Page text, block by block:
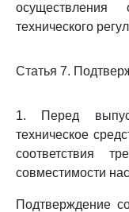
осуществления
технического
Статья 7.
1. Перед
техническое
соответствия
совместимости
Подтверждение